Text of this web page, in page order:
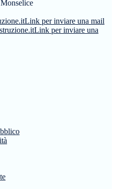
Link per inviare una mail
Link per inviare una